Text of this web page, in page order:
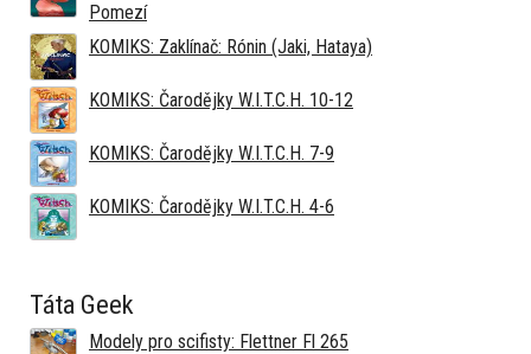
Pomezí
KOMIKS: Zaklínač: Rónin (Jaki, Hataya)
KOMIKS: Čarodějky W.I.T.C.H. 10-12
KOMIKS: Čarodějky W.I.T.C.H. 7-9
KOMIKS: Čarodějky W.I.T.C.H. 4-6
Táta Geek
Modely pro scifisty: Flettner Fl 265